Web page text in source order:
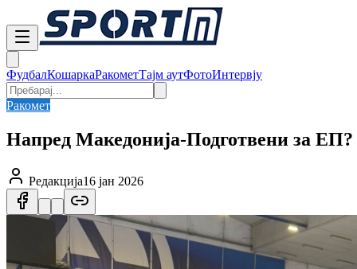
ФудбалКошаркаРакометТајм аутФотоИнтервју
Ракомет
Напред Македонија-Подготвени за
Редакција16 јан 2026